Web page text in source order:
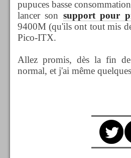
pupuces basse
lancer son support pour
9400M (qu'ils ont tout mis
Pico-ITX.
Allez promis, dès la fin
normal, et j'ai même